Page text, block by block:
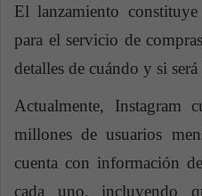
El lanzamiento
para el servicio de
detalles de cuándo y si
Actualmente, Instagram
millones de usuarios
cuenta con información
cada uno, incluyendo